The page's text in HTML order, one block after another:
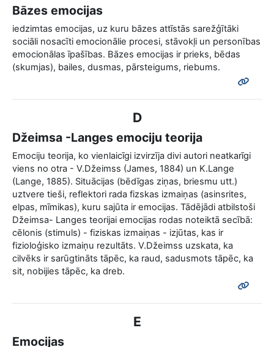
Bāzes emocijas
iedzimtas emocijas, uz kuru bāzes attīstās sarežģītāki
sociāli nosacīti emocionālie procesi, stāvokļi un personības
emocionālas īpašības. Bāzes emocijas ir prieks, bēdas
(skumjas), bailes, dusmas, pārsteigums, riebums.
D
Džeimsa -Langes emociju teorija
Emociju teorija, ko vienlaicīgi izvirzīja divi autori neatkarīgi
viens no otra - V.Džeimss (James, 1884) un K.Lange
(Lange, 1885). Situācijas (bēdīgas ziņas, briesmu utt.)
uztvere tieši, reflektori rada fizskas izmaiņas (asinsrites,
elpas, mīmikas), kuru sajūta ir emocijas. Tādējādi atbilstoši
Džeimsa- Langes teorijai emocijas rodas noteiktā secībā:
cēlonis (stimuls) - fiziskas izmaiņas - izjūtas, kas ir
fizioloģisko izmaiņu rezultāts. V.Džeimss uzskata, ka
cilvēks ir sarūgtināts tāpēc, ka raud, sadusmots tāpēc, ka
sit, nobijies tāpēc, ka dreb.
E
Emocijas